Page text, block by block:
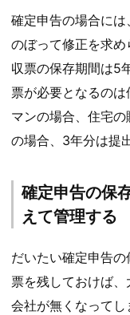
確定申告の場合に
のぼって修正を求
収票の保存期間は5
票が必要となるの
マンの場合、住宅
の場合、3年分は提
確定申告の保
えて管理する
だいたい確定申告
票を残しておけば
会社が無くなってし